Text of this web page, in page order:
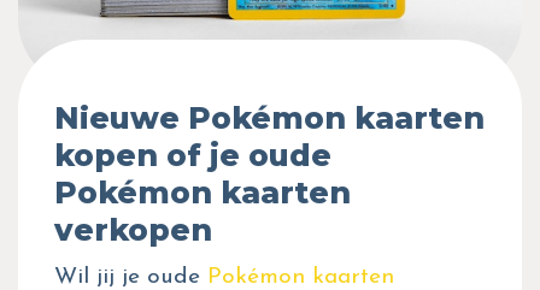
Nieuwe Pokémon kaarten
kopen of je oude
Pokémon kaarten
verkopen
Wil jij je oude Pokémon kaarten